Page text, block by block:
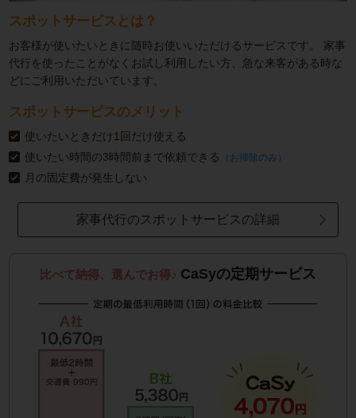
スポットサービスとは？
お客様が使いたいときに随時お使いいただけるサービスです。
家事
代行を使ったことがなくお試し利用したい方、急な来客がある時な
どにご利用いただいています。
スポットサービスのメリット
使いたいときだけ1回だけ使える
使いたい時間の3時間前まで依頼できる
（お掃除のみ）
月の固定費が発生しない
家事代行のスポットサービスの詳細
比べて納得、選んでお得♪ CaSyの定期サービス